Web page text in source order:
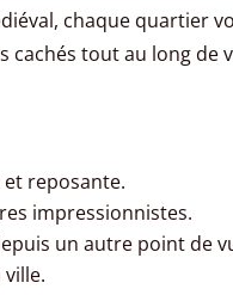
chaque quartier
cachés tout au long de
reposante.
impressionnistes.
un autre point de